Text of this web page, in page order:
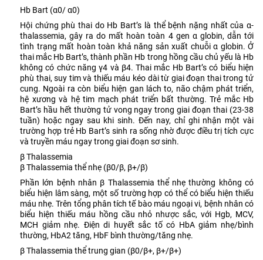
Hb Bart (α0/ α0)
Hội chứng phù thai do Hb Bart’s là thể bệnh nặng nhất của α-
thalassemia, gây ra do mất hoàn toàn 4 gen α globin, dẫn tới
tình trạng mất hoàn toàn khả năng sản xuất chuỗi α globin. Ở
thai mắc Hb Bart’s, thành phần Hb trong hồng cầu chủ yếu là Hb
không có chức năng γ4 và β4. Thai mắc Hb Bart’s có biểu hiện
phù thai, suy tim và thiếu máu kéo dài từ giai đoạn thai trong tử
cung. Ngoài ra còn biểu hiện gan lách to, não chậm phát triển,
hệ xương và hệ tim mạch phát triển bất thường. Trẻ mắc Hb
Bart’s hầu hết thường tử vong ngay trong giai đoạn thai (23-38
tuần) hoặc ngay sau khi sinh. Đến nay, chỉ ghi nhận một vài
trường hợp trẻ Hb Bart’s sinh ra sống nhờ được điều trị tích cực
và truyền máu ngay trong giai đoạn sơ sinh.
β Thalassemia
β Thalassemia thể nhẹ (β0/β, β+/β)
Phần lớn bệnh nhân β Thalassemia thể nhẹ thường không có
biểu hiện lâm sàng, một số trường hợp có thể có biểu hiện thiếu
máu nhẹ. Trên tổng phân tích tế bào máu ngoại vi, bệnh nhân có
biểu hiện thiếu máu hồng cầu nhỏ nhược sắc, với Hgb, MCV,
MCH giảm nhẹ. Điện di huyết sắc tố có HbA giảm nhẹ/bình
thường, HbA2 tăng, HbF bình thường/tăng nhẹ.
β Thalassemia thể trung gian (β0/β+, β+/β+)